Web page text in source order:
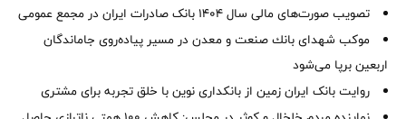
تصویب صورت‌های مالی سال ۱۴۰۴ بانک صادرات ایران در مجمع عمومی
موكب شهدای بانك صنعت و معدن در مسیر پیاده‌روی جاماندگان
اربعین برپا می‌شود
روایت بانک ایران زمین از بانکداری نوین با خلق تجربه برای مشتری